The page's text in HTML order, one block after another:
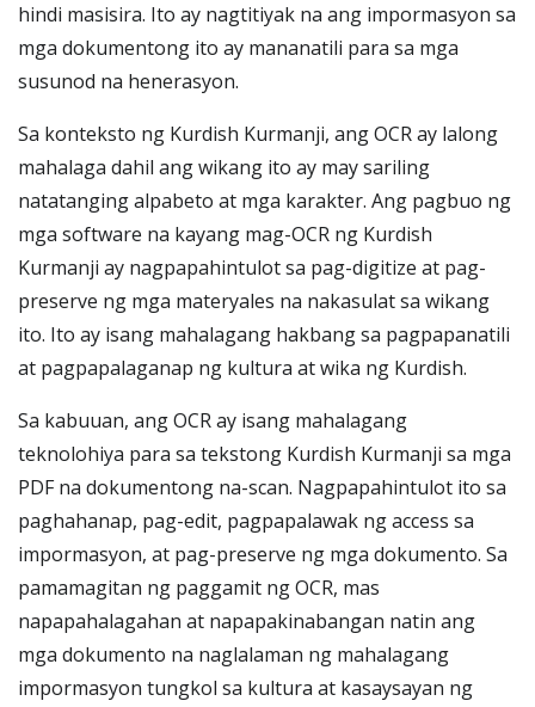
hindi masisira. Ito ay nagtitiyak na ang impormasyon sa
mga dokumentong ito ay mananatili para sa mga
susunod na henerasyon.
Sa konteksto ng Kurdish Kurmanji, ang OCR ay lalong
mahalaga dahil ang wikang ito ay may sariling
natatanging alpabeto at mga karakter. Ang pagbuo ng
mga software na kayang mag-OCR ng Kurdish
Kurmanji ay nagpapahintulot sa pag-digitize at pag-
preserve ng mga materyales na nakasulat sa wikang
ito. Ito ay isang mahalagang hakbang sa pagpapanatili
at pagpapalaganap ng kultura at wika ng Kurdish.
Sa kabuuan, ang OCR ay isang mahalagang
teknolohiya para sa tekstong Kurdish Kurmanji sa mga
PDF na dokumentong na-scan. Nagpapahintulot ito sa
paghahanap, pag-edit, pagpapalawak ng access sa
impormasyon, at pag-preserve ng mga dokumento. Sa
pamamagitan ng paggamit ng OCR, mas
napapahalagahan at napapakinabangan natin ang
mga dokumento na naglalaman ng mahalagang
impormasyon tungkol sa kultura at kasaysayan ng